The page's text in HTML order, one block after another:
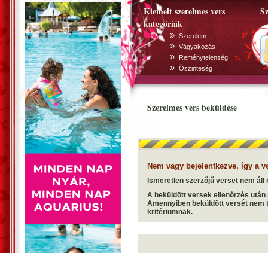
Kiemelt szerelmes vers
kategóriák
» Szerelem
» Vágyakozás
» Reménytelenség
» Õszinteség
Szerelmes vers beküldése
Nem vagy bejelentkezve, így a
Ismeretlen szerzőjű verset nem áll
A beküldött versek ellenőrzés után
Amennyiben beküldött versét nem
kritériumnak.